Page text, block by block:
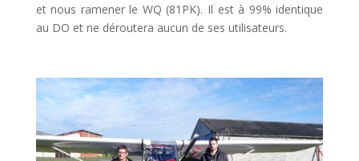
et nous ramener le WQ (81PK). Il est à 99% identique
au DO et ne déroutera aucun de ses utilisateurs.